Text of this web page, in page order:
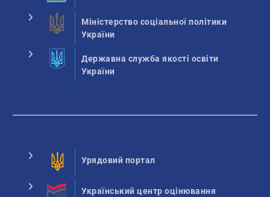
Міністерство соціальної політики
України
Державна служба якості освіти
України
Урядовий портал
Український центр оцінювання